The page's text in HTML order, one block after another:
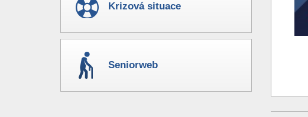
Krizová situace
Seniorweb